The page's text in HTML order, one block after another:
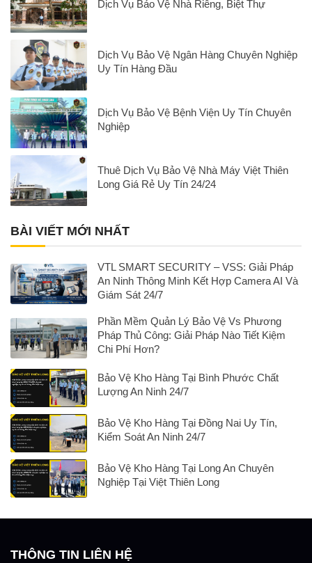
Dịch Vụ Bảo Vệ Nhà Riêng, Biệt Thự
Dịch Vụ Bảo Vệ Ngân Hàng Chuyên Nghiệp
Uy Tín Hàng Đầu
Dịch Vụ Bảo Vệ Bệnh Viện Uy Tín Chuyên
Nghiệp
Thuê Dịch Vụ Bảo Vệ Nhà Máy Việt Thiên
Long Giá Rẻ Uy Tín 24/24
BÀI VIẾT MỚI NHẤT
VTL SMART SECURITY – VSS: Giải Pháp
An Ninh Thông Minh Kết Hợp Camera AI Và
Giám Sát 24/7
Phần Mềm Quản Lý Bảo Vệ Vs Phương
Pháp Thủ Công: Giải Pháp Nào Tiết Kiệm
Chi Phí Hơn?
Bảo Vệ Kho Hàng Tại Bình Phước Chất
Lượng An Ninh 24/7
Bảo Vệ Kho Hàng Tại Đồng Nai Uy Tín,
Kiểm Soát An Ninh 24/7
Bảo Vệ Kho Hàng Tại Long An Chuyên
Nghiệp Tại Việt Thiên Long
THÔNG TIN LIÊN HỆ